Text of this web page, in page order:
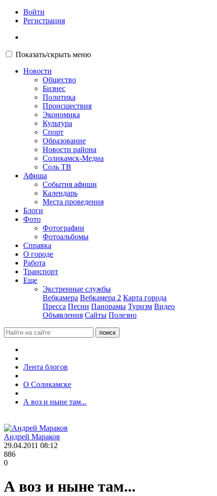
Войти
Регистрация
Показать/скрыть меню
Новости
Общество
Бизнес
Политика
Происшествия
Экономика
Культура
Спорт
Образование
Новости района
Соликамск-Медиа
Соль ТВ
Афиша
События афиши
Календарь
Места проведения
Блоги
Фото
Фотографии
Фотоальбомы
Справка
О городе
Работа
Транспорт
Еще
Экстренные службы
Вебкамера Вебкамера 2 Карта города
Пресса Песни Панорамы Туризм Видео
Объявления Сайты Полезно
Лента блогов
О Соликамске
А воз и ныне там...
Андрей Мараков
29.04.2011 08:12
886
0
А воз и ныне там...